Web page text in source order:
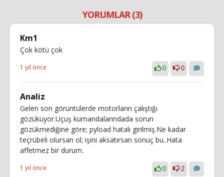
YORUMLAR (3)
Km1
Çok kötü çok
1 yıl önce 0 0
Analiz
Gelen son görüntülerde motorların çalıştığı
gözüküyor.Uçuş kumandalarındada sorun
gözükmediğine göre; pyload hatalı girilmiş.Ne kadar
teçrübeli olursan ol; işini aksatırsan sonuç bu..Hata
affetmez bir durum.
1 yıl önce 0 2